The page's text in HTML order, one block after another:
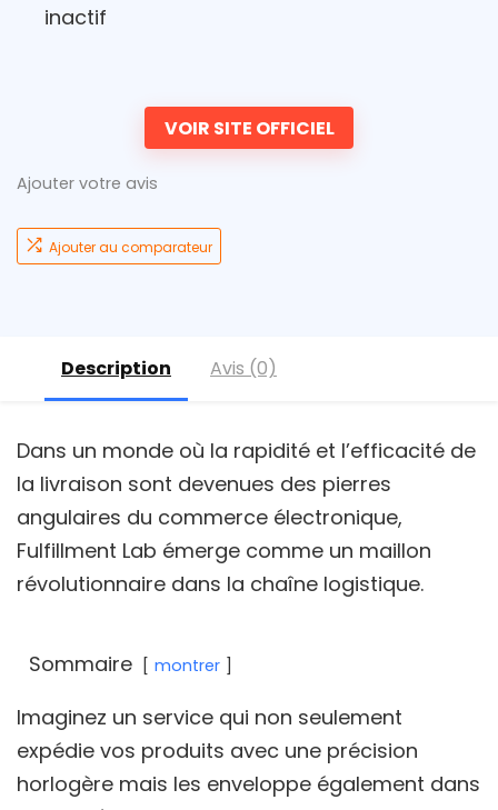
inactif
VOIR SITE OFFICIEL
Ajouter votre avis
Ajouter au comparateur
Description Avis (0)
Dans un monde où la rapidité et l’efficacité de
la livraison sont devenues des pierres
angulaires du commerce électronique,
Fulfillment Lab émerge comme un maillon
révolutionnaire dans la chaîne logistique.
Sommaire montrer
Imaginez un service qui non seulement
expédie vos produits avec une précision
horlogère mais les enveloppe également dans